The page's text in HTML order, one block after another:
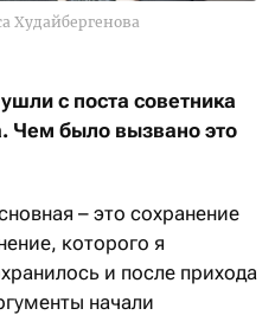
Худайбергенова
с поста советника
Чем было вызвано это
– это сохранение
которого я
и после прихода
начали